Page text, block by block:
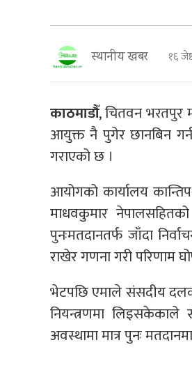
स्थानीय खबर १६
काठमाडौँ, चितवन भरतपुर
आयुक्त नै पुगेर छानबिन
गराएको छ ।
आयोगको कार्यालय
माधवकुमार
पुनःमतदानतर्फ जाँदा
राखेर गणना गरी परिणाम
भेटपछि एमाले संसदीय
नियन्त्रणमा
अवस्थामा मात्र पुनः